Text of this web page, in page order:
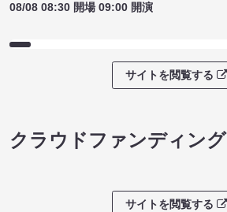
08/08 08:30 開場 09:00 開演
サイトを閲覧する
クラウドファンディング
サイトを閲覧する